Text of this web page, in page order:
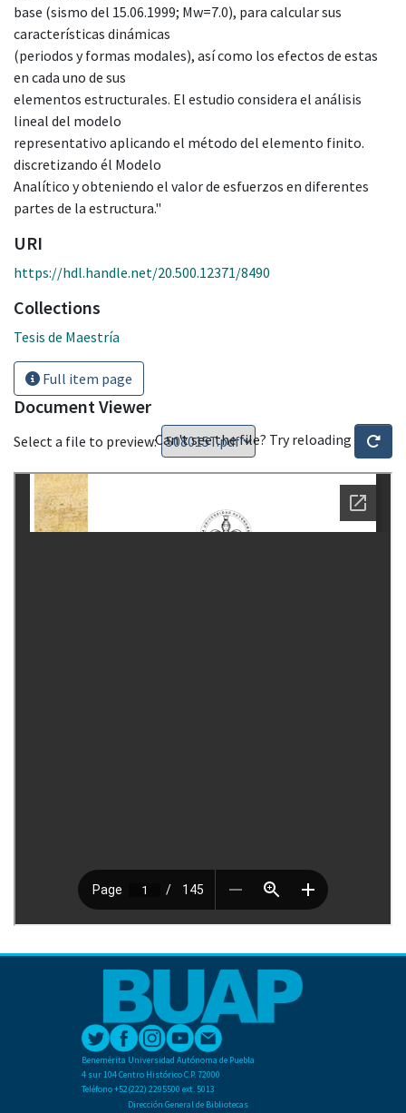
base (sismo del 15.06.1999; Mw=7.0), para calcular sus
características dinámicas
(periodos y formas modales), así como los efectos de estas
en cada uno de sus
elementos estructurales. El estudio considera el análisis
lineal del modelo
representativo aplicando el método del elemento finito.
discretizando él Modelo
Analítico y obteniendo el valor de esfuerzos en diferentes
partes de la estructura."
URI
https://hdl.handle.net/20.500.12371/8490
Collections
Tesis de Maestría
Full item page
Document Viewer
Select a file to preview:Can't see the file? Try reloading
Benemérita Universidad Autónoma de Puebla
4 sur 104 Centro Histórico C.P. 72000
Teléfono +52(222) 2295500 ext. 5013
Dirección General de Bibliotecas